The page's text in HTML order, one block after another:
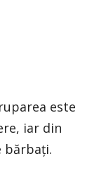
este
iar din
bărbați.